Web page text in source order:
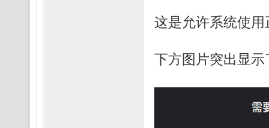
这是允许系统使
下方图片突出显